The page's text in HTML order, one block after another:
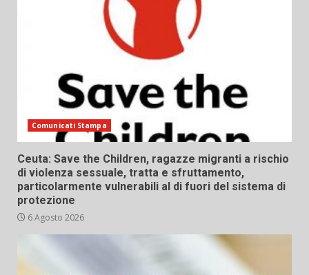
Comunicati Stampa
Ceuta: Save the Children, ragazze migranti a rischio
di violenza sessuale, tratta e sfruttamento,
particolarmente vulnerabili al di fuori del sistema di
protezione
6 Agosto 2026